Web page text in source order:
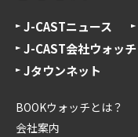
J-CASTニュース
J-CAST会社ウォッチ
Jタウンネット
BOOKウォッチとは？
会社案内